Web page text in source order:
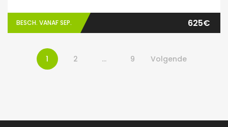
BESCH. VANAF SEP. 625€
1 2 … 9 Volgende